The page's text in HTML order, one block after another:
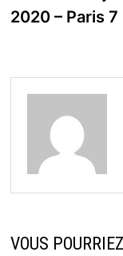
2020 – Paris 7
VOUS